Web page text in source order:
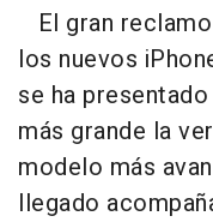
El gran
los nuevos
se ha
más grande la
modelo más
llegado